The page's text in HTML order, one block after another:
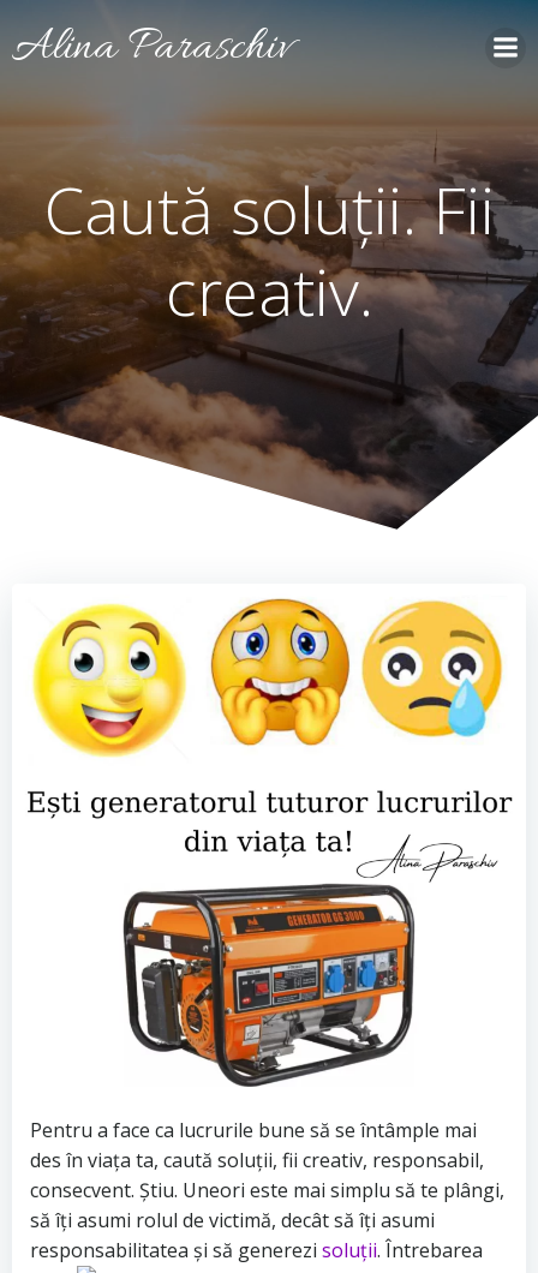
to
Alina Paraschiv
Caută soluții. Fii
creativ.
Pentru a face ca lucrurile bune să se întâmple mai
des în viața ta, caută soluții, fii creativ, responsabil,
consecvent. Știu. Uneori este mai simplu să te plângi,
să îți asumi rolul de victimă, decât să îți asumi
responsabilitatea și să generezi soluții. Întrebarea